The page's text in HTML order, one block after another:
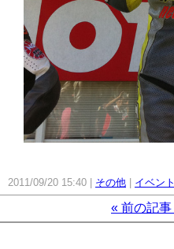
2011/09/20 15:40 その他 イベント
« 前の記事